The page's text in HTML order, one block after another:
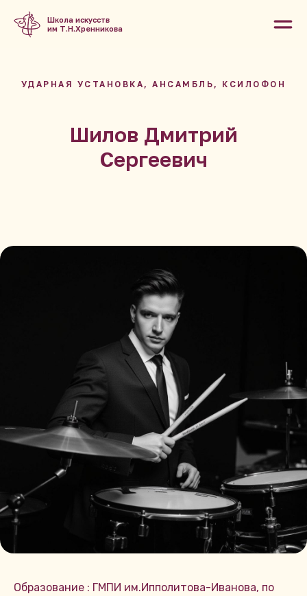
Школа искусств
им Т.Н.Хренникова
УДАРНАЯ УСТАНОВКА, АНСАМБЛЬ, КСИЛОФОН
Шилов Дмитрий
Сергеевич
Образование : ГМПИ им.Ипполитова-Иванова, по